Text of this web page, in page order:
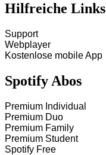
Hilfreiche Links
Support
Webplayer
Kostenlose mobile App
Spotify Abos
Premium Individual
Premium Duo
Premium Family
Premium Student
Spotify Free